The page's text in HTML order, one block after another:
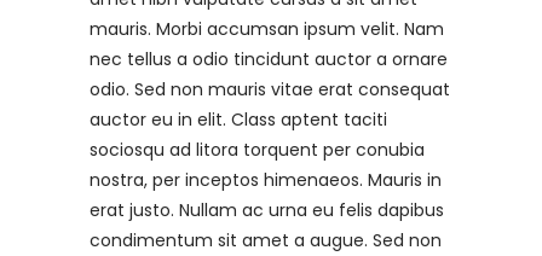
mauris. Morbi accumsan ipsum velit. Nam
nec tellus a odio tincidunt auctor a ornare
odio. Sed non mauris vitae erat consequat
auctor eu in elit. Class aptent taciti
sociosqu ad litora torquent per conubia
nostra, per inceptos himenaeos. Mauris in
erat justo. Nullam ac urna eu felis dapibus
condimentum sit amet a augue. Sed non